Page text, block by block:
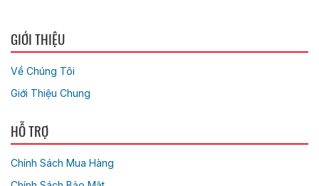
GIỚI THIỆU
Về Chúng Tôi
Giới Thiệu Chung
HỖ TRỢ
Chính Sách Mua Hàng